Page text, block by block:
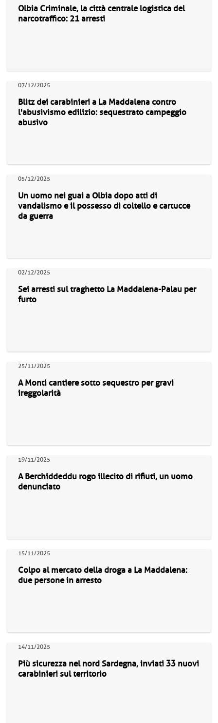
Olbia Criminale, la città centrale logistica del
narcotraffico: 21 arresti
07/12/2025
Blitz dei carabinieri a La Maddalena contro
l'abusivismo edilizio: sequestrato campeggio
abusivo
05/12/2025
Un uomo nei guai a Olbia dopo atti di
vandalismo e il possesso di coltello e cartucce
da guerra
02/12/2025
Sei arresti sul traghetto La Maddalena-Palau per
furto
25/11/2025
A Monti cantiere sotto sequestro per gravi
ireggolarità
19/11/2025
A Berchiddeddu rogo illecito di rifiuti, un uomo
denunciato
15/11/2025
Colpo al mercato della droga a La Maddalena:
due persone in arresto
14/11/2025
Più sicurezza nel nord Sardegna, inviati 33 nuovi
carabinieri sul territorio